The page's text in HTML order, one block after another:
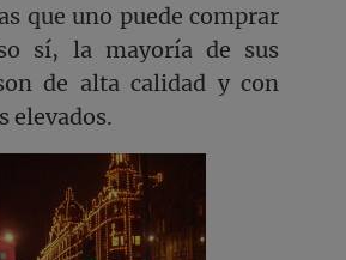
que uno puede comprar
sí, la mayoría de sus
de alta calidad y con
elevados.